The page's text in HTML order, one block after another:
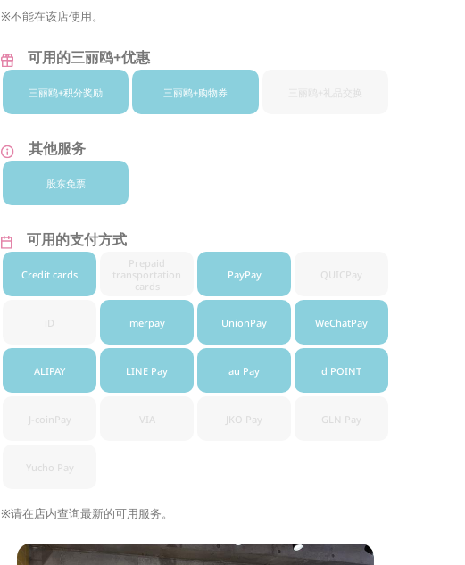
※不能在该店使用。
可用的三丽鸥+优惠
三丽鸥+积分奖励 三丽鸥+购物券 三丽鸥+ 礼品交换
其他服务
股东免票
可用的支付方式
Credit cards
Prepaid
transportation
cards
PayPay QUICPay
iD merpay UnionPay WeChatPay
ALIPAY LINE Pay au Pay d POINT
J-coinPay VIA JKO Pay GLN Pay
Yucho Pay
※请在店内查询最新的可用服务。